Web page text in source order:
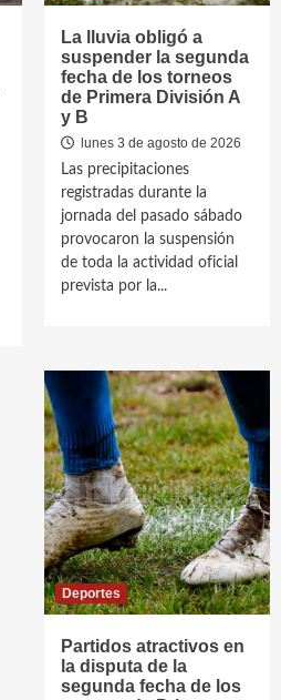
La lluvia obligó a
suspender la segunda
fecha de los torneos
de Primera División A
y B
lunes 3 de agosto de 2026
Las precipitaciones
registradas durante la
jornada del pasado sábado
provocaron la suspensión
de toda la actividad oficial
prevista por la...
Deportes
Partidos atractivos en
la disputa de la
segunda fecha de los